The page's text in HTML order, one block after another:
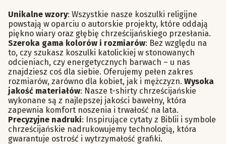
Unikalne wzory: Wszystkie nasze koszulki religijne
powstają w oparciu o autorskie projekty, które oddają
piękno wiary oraz głębię chrześcijańskiego przesłania.
Szeroka gama kolorów i rozmiarów: Bez względu na
to, czy szukasz koszulki katolickiej w stonowanych
odcieniach, czy energetycznych barwach – u nas
znajdziesz coś dla siebie. Oferujemy pełen zakres
rozmiarów, zarówno dla kobiet, jak i mężczyzn. Wysoka
jakość materiałów: Nasze t-shirty chrześcijańskie
wykonane są z najlepszej jakości bawełny, która
zapewnia komfort noszenia i trwałość na lata.
Precyzyjne nadruki: Inspirujące cytaty z Biblii i symbole
chrześcijańskie nadrukowujemy technologią, która
gwarantuje ostrość i wytrzymałość grafiki.